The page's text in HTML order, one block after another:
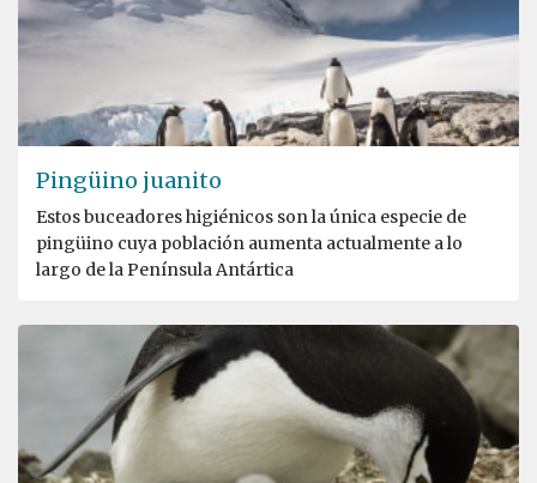
Pingüino juanito
Estos buceadores higiénicos son la única especie de
pingüino cuya población aumenta actualmente a lo
largo de la Península Antártica